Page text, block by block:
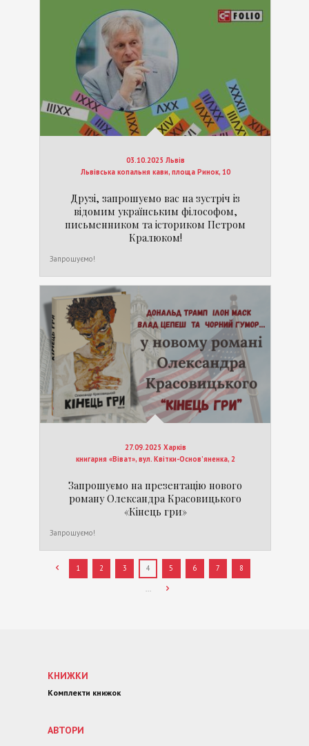
03.10.2025 Львів
Львівська копальня кави, площа Ринок, 10
Друзі, запрошуємо вас на зустріч із
відомим українським філософом,
письменником та істориком Петром
Кралюком!
Запрошуємо!
27.09.2025 Харків
книгарня «Віват», вул. Квітки-Основ’яненка, 2
Запрошуємо на презентацію нового
роману Олександра Красовицького
«Кінець гри»
Запрошуємо!
1 2 3 4 5 6 7 8
...
КНИЖКИ
Комплекти книжок
АВТОРИ